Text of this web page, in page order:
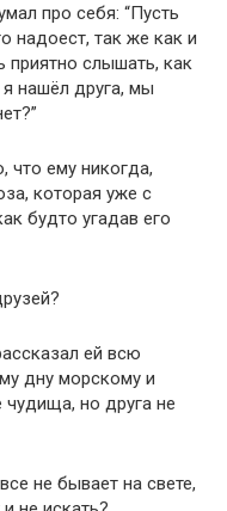
про себя: “Пусть
надоест, так же как и
приятно слышать, как
нашёл друга, мы
что ему никогда,
которая уже с
будто угадав его
ей всю
дну морскому и
но друга не
не бывает на свете,